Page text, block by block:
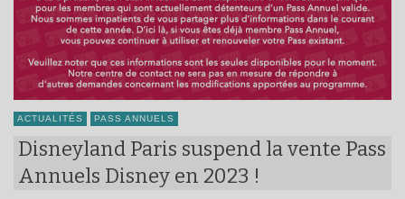
ACTUALITÉS PASS ANNUELS
Disneyland Paris suspend la vente Pass
Annuels Disney en 2023 !